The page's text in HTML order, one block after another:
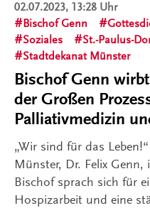
02.07.2023, 13:28 Uhr
Bischof Genn
Soziales
St.-Paulus-
Stadtdekanat Münster
Bischof Genn
der Großen
Palliativmedizin
„Wir sind für das
Münster, Dr. Felix
Bischof sprach sich für
Hospizarbeit und eine